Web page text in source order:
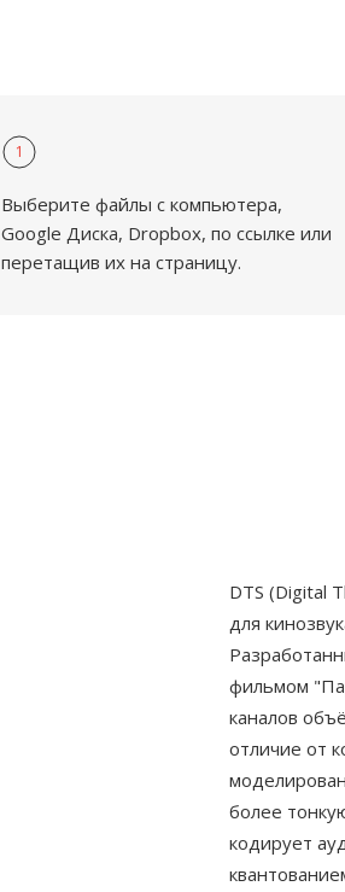
1
Выберите файлы с компьютера,
Google Диска, Dropbox, по ссылке или
перетащив их на страницу.
DTS (Digital
для
фильмом
каналов
отличие от
более
кодирует